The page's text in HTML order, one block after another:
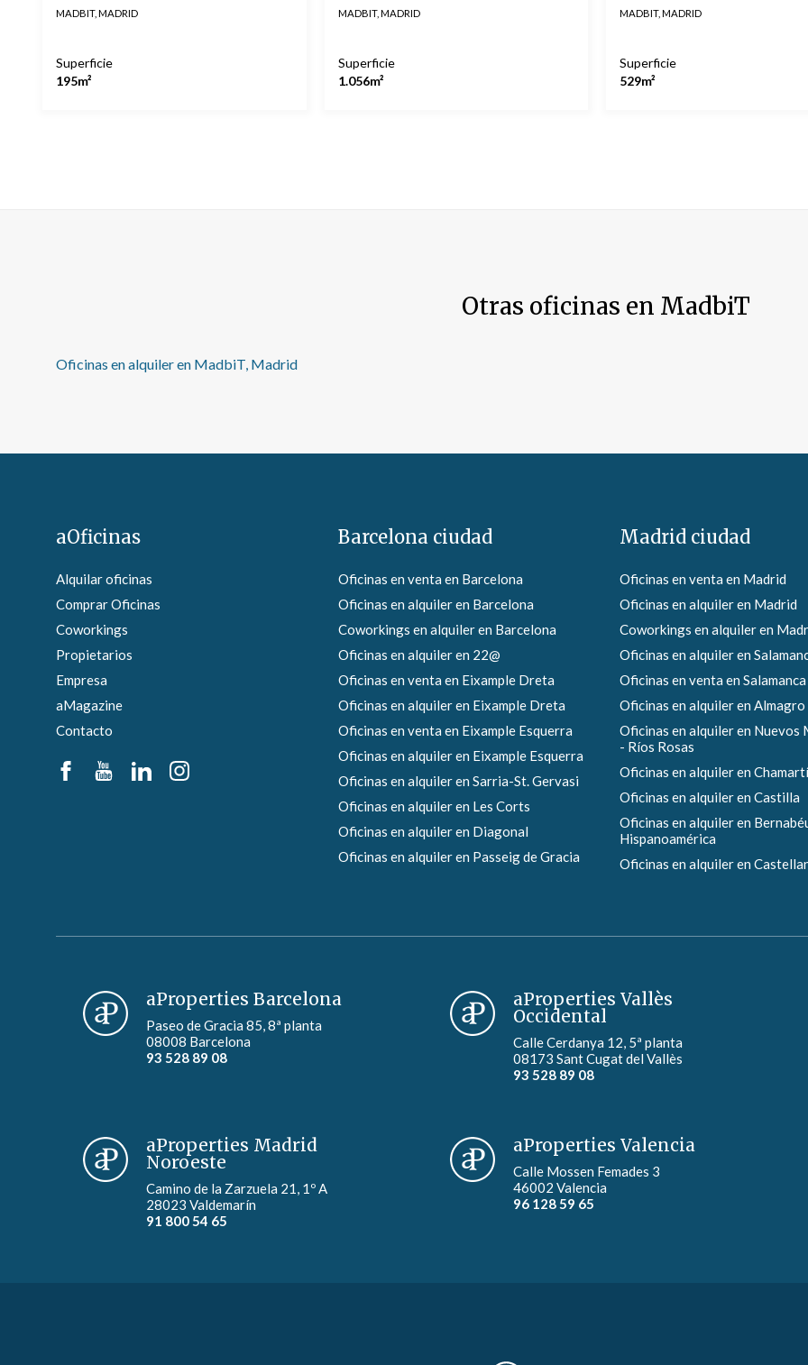
MADBIT, MADRID
Superficie
195m²
MADBIT, MADRID
Superficie
1.056m²
MADBIT, MADRID
Superficie
529m²
Otras oficinas en MadbiT
Oficinas en alquiler en MadbiT, Madrid
aOficinas
Alquilar oficinas
Comprar Oficinas
Coworkings
Propietarios
Empresa
aMagazine
Contacto
Barcelona ciudad
Oficinas en venta en Barcelona
Oficinas en alquiler en Barcelona
Coworkings en alquiler en Barcelona
Oficinas en alquiler en 22@
Oficinas en venta en Eixample Dreta
Oficinas en alquiler en Eixample Dreta
Oficinas en venta en Eixample Esquerra
Oficinas en alquiler en Eixample Esquerra
Oficinas en alquiler en Sarria-St. Gervasi
Oficinas en alquiler en Les Corts
Oficinas en alquiler en Diagonal
Oficinas en alquiler en Passeig de Gracia
Madrid ciudad
Oficinas en venta en Madrid
Oficinas en alquiler en Madrid
Coworkings en alquiler en
Oficinas en alquiler en
Oficinas en venta en Salamanca
Oficinas en alquiler en Almagro
Oficinas en alquiler en Nuevos
- Ríos Rosas
Oficinas en alquiler en
Oficinas en alquiler en Castilla
Oficinas en alquiler en
Hispanoamérica
Oficinas en alquiler en
aProperties Barcelona
Paseo de Gracia 85, 8ª planta
08008 Barcelona
93 528 89 08
aProperties Vallès
Occidental
Calle Cerdanya 12, 5ª planta
08173 Sant Cugat del Vallès
93 528 89 08
aProperties Madrid
Noroeste
Camino de la Zarzuela 21, 1º A
28023 Valdemarín
91 800 54 65
aProperties Valencia
Calle Mossen Femades 3
46002 Valencia
96 128 59 65